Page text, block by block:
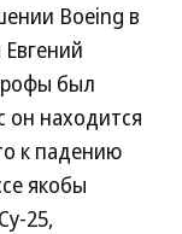
Boeing в
был
он находится
к падению
якобы
25,